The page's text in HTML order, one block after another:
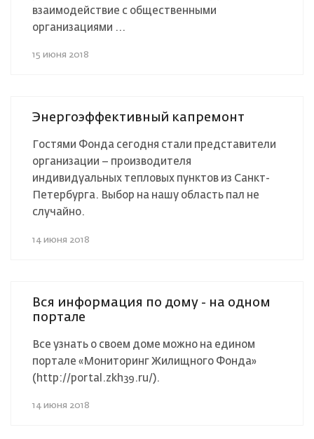
взаимодействие с общественными
организациями ...
15 июня 2018
Энергоэффективный капремонт
Гостями Фонда сегодня стали представители
организации – производителя
индивидуальных тепловых пунктов из Санкт-
Петербурга. Выбор на нашу область пал не
случайно.
14 июня 2018
Вся информация по дому - на одном
портале
Все узнать о своем доме можно на едином
портале «Мониторинг Жилищного Фонда»
(http://portal.zkh39.ru/).
14 июня 2018